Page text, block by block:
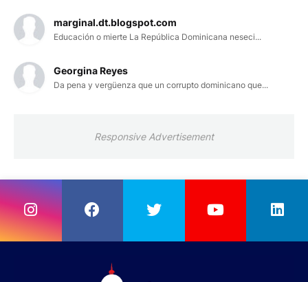
marginal.dt.blogspot.com
Educación o mierte La República Dominicana neseci...
Georgina Reyes
Da pena y vergüenza que un corrupto dominicano que...
Responsive Advertisement